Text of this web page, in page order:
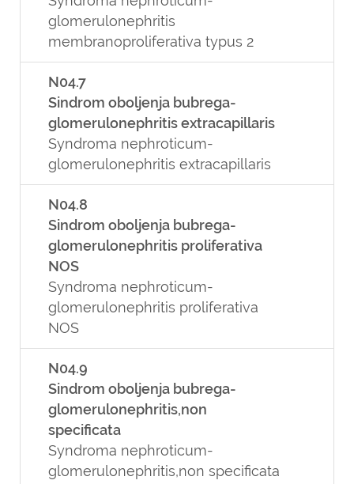
glomerulonephritis
membranoproliferativa typus 2
N04.7
Sindrom oboljenja bubrega-
glomerulonephritis extracapillaris
Syndroma nephroticum-
glomerulonephritis extracapillaris
N04.8
Sindrom oboljenja bubrega-
glomerulonephritis proliferativa
NOS
Syndroma nephroticum-
glomerulonephritis proliferativa
NOS
N04.9
Sindrom oboljenja bubrega-
glomerulonephritis,non
specificata
Syndroma nephroticum-
glomerulonephritis,non specificata